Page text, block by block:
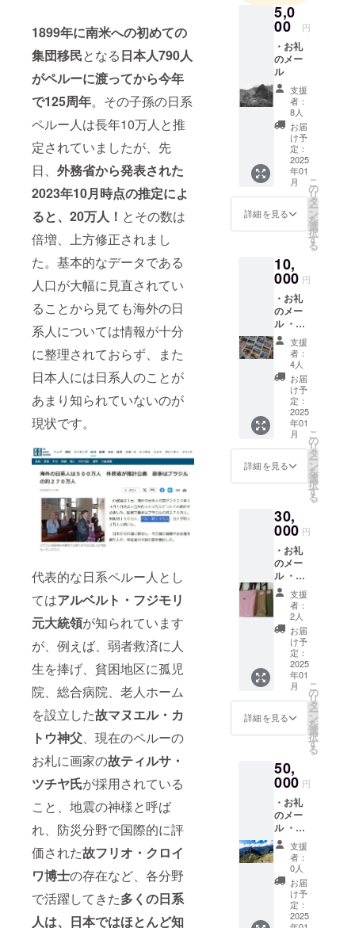
1899年に南米への初めての
集団移民となる日本人790人
がペルーに渡ってから今年
で125周年。その子孫の日系
ペルー人は長年10万人と推
定されていましたが、先
日、 外務省から発表された
2023年10月時点の推定によ
ると、20万人！ とその数は
倍増、上方修正されまし
た。基本的なデータである
人口が大幅に見直されてい
ることから見ても海外の日
系人については情報が十分
に整理されておらず、また
日本人には日系人のことが
あまり知られていないのが
現状です。
代表的な日系ペルー人とし
てはアルベルト・フジモリ
元大統領が知られています
が、例えば、弱者救済に人
生を捧げ、貧困地区に孤児
院、総合病院、老人ホーム
を設立した故マヌエル・カ
トウ神父、現在のペルーの
お札に画家の故ティルサ・
ツチヤ氏が採用されている
こと、地震の神様と呼ば
れ、防災分野で国際的に評
価された故フリオ・クロイ
ワ博士の存在など、各分野
で活躍してきた多くの日系
人は、日本ではほとんど知
5,0
00 円
・お礼
のメー
ル
支援
者：
8人
お届
け予
定：
2025
年01
月
詳細を見る
こ
の
リ
タ
ー
ン
を
選
択
す
る
10,
000 円
・お礼
のメー
ル ・
ディエ
ゴ・ニ
シヤマ
氏の写
真によ
るポス
トカー
ドｘ1
支援
者：
4人
お届
け予
定：
2025
年01
月
詳細を見る
こ
の
リ
タ
ー
ン
を
選
択
す
る
30,
000 円
・お礼
のメー
ル ・
ディエ
ゴ・ニ
シヤマ
氏の写
真によ
るポス
トカー
ドｘ3
・クス
コ在住
のデザ
イナー
（ペ
系人協
会の日
本語学
習者）
が作成
した
トート
バッグ
（33cm
x
34cm）
ｘ1 ・
動画作
支援
者：
2人
お届
け予
定：
2025
年01
月
詳細を見る
こ
の
リ
タ
ー
ン
を
選
択
す
る
50,
000 円
・お礼
のメー
ル ・
ディエ
ゴ・ニ
シヤマ
氏の写
真によ
るポス
トカー
支援
者：
0人
お届
け予
定：
2025